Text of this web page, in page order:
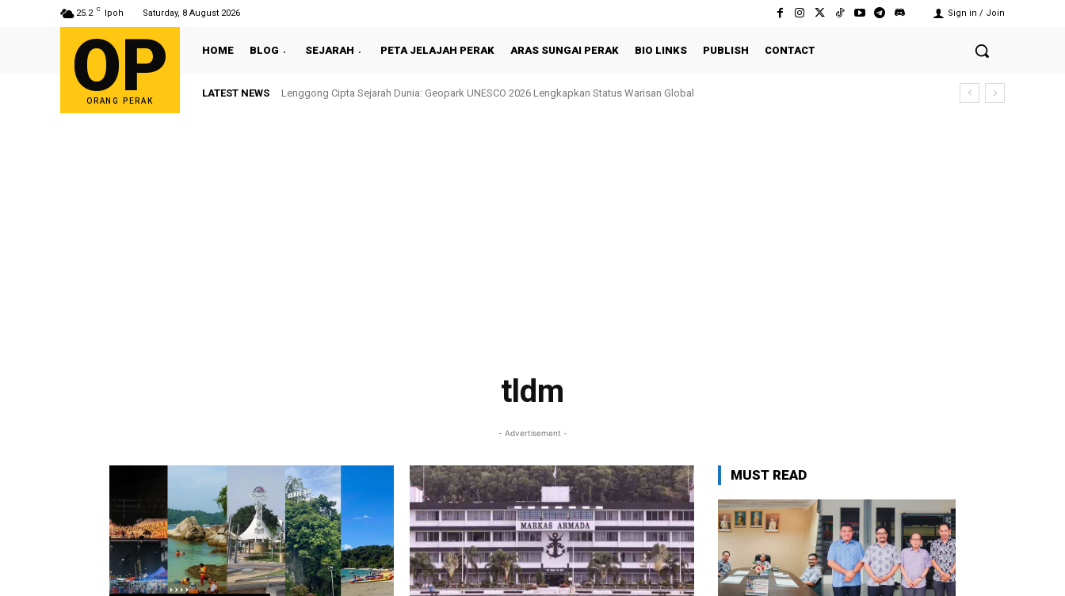
25.2 C Ipoh Saturday, 8 August 2026 Sign in / Join
OP
ORANG PERAK
HOME BLOG SEJARAH PETA JELAJAH PERAK ARAS SUNGAI PERAK BIO LINKS PUBLISH CONTACT
LATEST NEWS Lenggong Cipta Sejarah Dunia: Geopark UNESCO 2026 Lengkapkan Status Warisan Global
tldm
- Advertisement -
MUST READ